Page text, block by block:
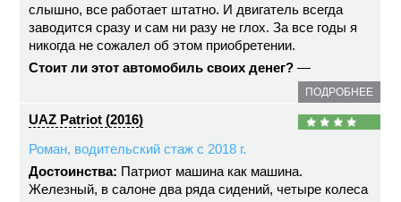
слышно, все работает штатно. И двигатель всегда
заводится сразу и сам ни разу не глох. За все годы я
никогда не сожалел об этом приобретении.
Стоит ли этот автомобиль своих денег? —
ПОДРОБНЕЕ
UAZ Patriot (2016)
Роман, водительский стаж с 2018 г.
Достоинства: Патриот машина как машина.
Железный, в салоне два ряда сидений, четыре колеса